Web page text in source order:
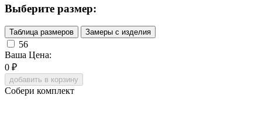
Выберите размер:
Таблица размеров Замеры с изделия
56
Ваша Цена:
0 ₽
добавить в корзину
Собери комплект